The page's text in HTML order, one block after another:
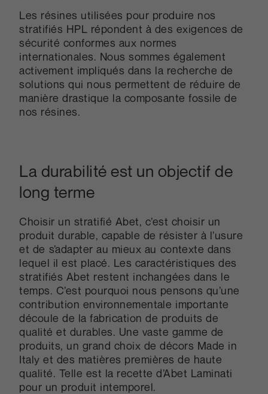
Les résines utilisées pour produire nos
stratifiés HPL répondent à des exigences de
sécurité conformes aux normes
internationales. Nous sommes également
activement impliqués dans la recherche de
solutions qui nous permettent de réduire de
manière drastique la composante fossile de
nos résines.
La durabilité est un objectif de
long terme
Choisir un stratifié Abet, c’est choisir un
produit durable, capable de résister à l’usure
et de s’adapter au mieux au contexte dans
lequel il est placé. Les caractéristiques des
stratifiés Abet restent inchangées dans le
temps. C’est pourquoi nous pensons qu’une
contribution environnementale importante
découle de la fabrication de produits de
qualité et durables. Une vaste gamme de
produits, un grand choix de décors Made in
Italy et des matières premières de haute
qualité. Telle est la recette d’Abet Laminati
pour un produit intemporel.